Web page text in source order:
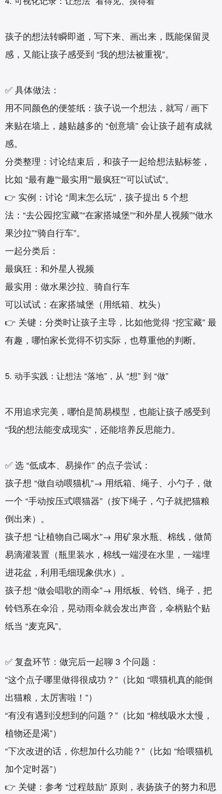
孩子的想法转瞬即逝，写下来、画出来，既能保留灵
感，又能让孩子感受到 “我的想法被重视”。
✅ 具体做法：
用不同颜色的便签纸：孩子说一个想法，就写 / 画下
来贴在墙上，越贴越多的 “创意墙” 会让孩子超有成就
感。
分类整理：讨论结束后，和孩子一起给想法贴标签，
比如 “最有趣”“最实用”“最疯狂”“可以试试”。
👉 实例：讨论 “周末怎么玩”，孩子提出 5 个想
法：“去公园挖宝藏”“在家搭城堡”“和外星人视频”“做水
果沙拉”“骑自行车”。
一起分类后：
最疯狂：和外星人视频
最实用：做水果沙拉、骑自行车
可以试试：在家搭城堡（用纸箱、枕头）
👉 关键：分类时让孩子主导，比如他觉得 “挖宝藏” 最
有趣，哪怕家长觉得不切实际，也尊重他的判断。
5. 动手实践：让想法 “落地”，从 “想” 到 “做”‌
不用追求完美，哪怕是简易模型，也能让孩子感受到
“我的想法能变成现实”，还能培养反思能力。
✅ 选 “低成本、易操作” 的点子尝试：
孩子想 “做自动喂猫机”→ 用纸箱、绳子、小勺子，做
一个 “手动按压式喂猫器”（按下绳子，勺子就把猫粮
倒出来）。
孩子想 “让植物自己喝水”→ 用矿泉水瓶、棉线，做简
易滴灌装置（瓶里装水，棉线一端浸在水里，一端埋
进花盆，利用毛细现象供水）。
孩子想 “做会唱歌的雨伞”→ 用纸板、铃铛、绳子，把
铃铛系在伞沿，晃动雨伞就会发出声音，伞柄贴个贴
纸当 “麦克风”。
✅ 复盘环节：做完后一起聊 3 个问题：
“这个点子哪里做得很成功？”（比如 “喂猫机真的能倒
出猫粮，太厉害啦！”）
“有没有遇到没想到的问题？”（比如 “棉线吸水太慢，
植物还是渴”）
“下次改进的话，你想加什么功能？”（比如 “给喂猫机
加个定时器”）
👉 关键：参考 “过程鼓励” 原则，表扬孩子的努力和思